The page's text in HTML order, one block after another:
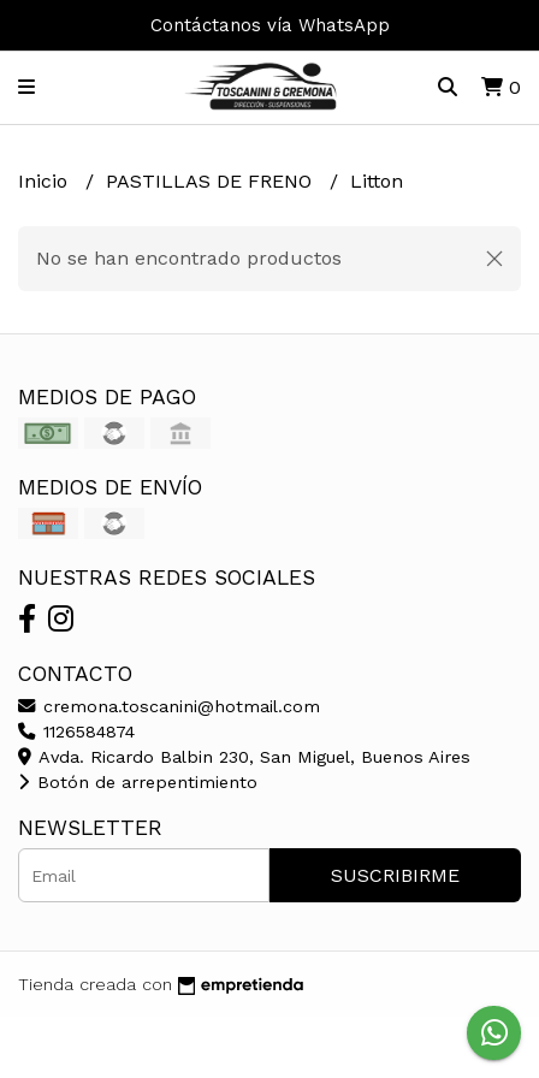
Contáctanos vía WhatsApp
0
Inicio PASTILLAS DE FRENO Litton
No se han encontrado productos
MEDIOS DE PAGO
MEDIOS DE ENVÍO
NUESTRAS REDES SOCIALES
CONTACTO
cremona.toscanini@hotmail.com
1126584874
Avda. Ricardo Balbin 230, San Miguel, Buenos Aires
Botón de arrepentimiento
NEWSLETTER
SUSCRIBIRME
Tienda creada con